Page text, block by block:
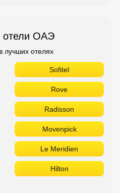
отели ОАЭ
лучших отелях
Sofitel
Rove
Radisson
Movenpick
Le Meridien
Hilton